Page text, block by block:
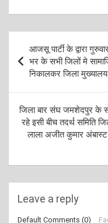
navigation
आजसू पार्टी के द्वारा
भर के सभी जिलों मे
निकालकर जिला मुख्यालय
जिला बार संघ जमशेदपुर के
रहे इसी बीच तदर्थ समिति
लाला अजीत कुमार
Leave a reply
Default Comments (0)